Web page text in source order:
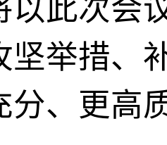
以此次会
坚举措、
分、更高